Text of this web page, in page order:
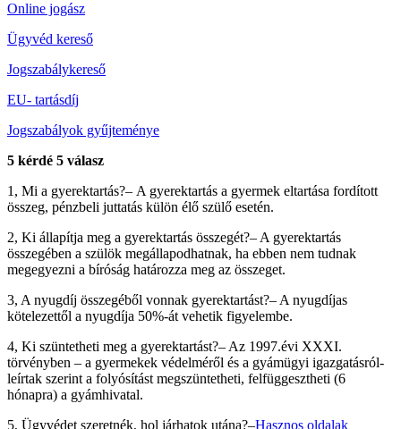
Online jogász
Ügyvéd kereső
Jogszabálykereső
EU- tartásdíj
Jogszabályok gyűjteménye
5 kérdé 5 válasz
1, Mi a gyerektartás?– A gyerektartás a gyermek eltartása fordított
összeg, pénzbeli juttatás külön élő szülő esetén.
2, Ki állapítja meg a gyerektartás összegét?– A gyerektartás
összegében a szülök megállapodhatnak, ha ebben nem tudnak
megegyezni a bíróság határozza meg az összeget.
3, A nyugdíj összegéből vonnak gyerektartást?– A nyugdíjas
kötelezettől a nyugdíja 50%-át vehetik figyelembe.
4, Ki szüntetheti meg a gyerektartást?– Az 1997.évi XXXI.
törvényben – a gyermekek védelméről és a gyámügyi igazgatásról-
leírtak szerint a folyósítást megszüntetheti, felfüggesztheti (6
hónapra) a gyámhivatal.
5, Ügyvédet szeretnék, hol járhatok utána?–Hasznos oldalak